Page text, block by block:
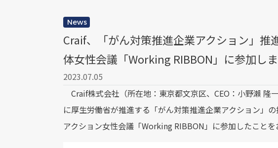
News
Craif、「がん対策推進企業アクション」
体女性会議「Working RIBBON」に参加し
2023.07.05
Craif株式会社（所在地：東京都文京区、CEO：小野瀨 隆
に厚生労働省が推進する「がん対策推進企業アクション」
アクション女性会議「Working RIBBON」に参加したことを